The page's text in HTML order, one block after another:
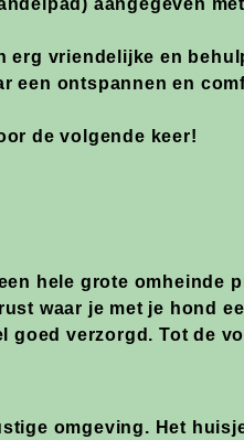
erg vriendelijke en
een ontspannen en
de volgende keer!
hele grote omheinde
waar je met je hond
goed verzorgd. Tot de
omgeving. Het